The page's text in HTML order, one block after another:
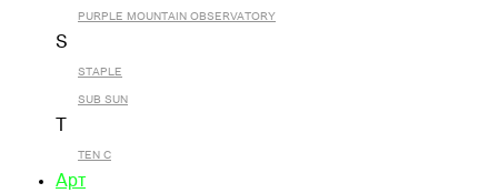
PURPLE MOUNTAIN OBSERVATORY
S
STAPLE
SUB SUN
TEN C
Арт